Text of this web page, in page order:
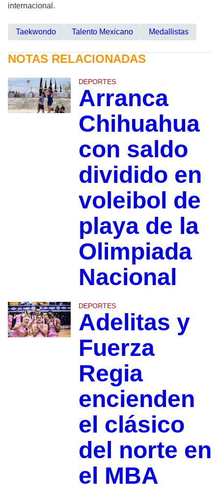
internacional.
Taekwondo Talento Mexicano Medallistas
NOTAS RELACIONADAS
DEPORTES
Arranca
Chihuahua
con saldo
dividido en
voleibol de
playa de la
Olimpiada
Nacional
DEPORTES
Adelitas y
Fuerza
Regia
encienden
el clásico
del norte en
el MBA